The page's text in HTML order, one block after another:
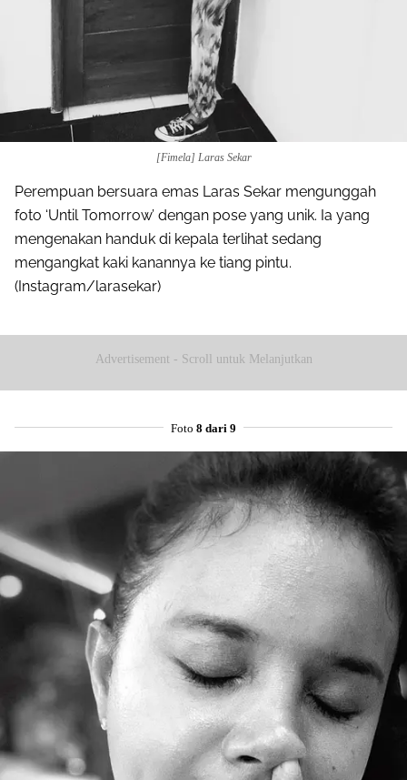
[Fimela] Laras Sekar
Perempuan bersuara emas Laras Sekar mengunggah
foto ‘Until Tomorrow’ dengan pose yang unik. Ia yang
mengenakan handuk di kepala terlihat sedang
mengangkat kaki kanannya ke tiang pintu.
(Instagram/larasekar)
Advertisement - Scroll untuk Melanjutkan
Foto 8 dari 9